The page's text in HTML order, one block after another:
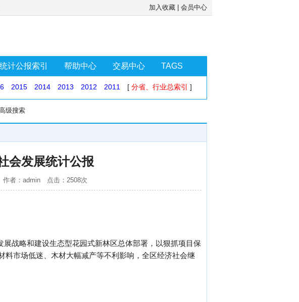
加入收藏 会员中心
统计公报索引 帮助中心 交易中心 TAGS
2015 2014 2013 2012 2011 [ 分省、行业总索引 ]
级搜索
会发展统计公报
者：admin 点击：2508次
战略和建设生态型花园式新林区总体部署，以狠抓项目保
市场低迷、木材大幅减产等不利影响，全区经济社会继